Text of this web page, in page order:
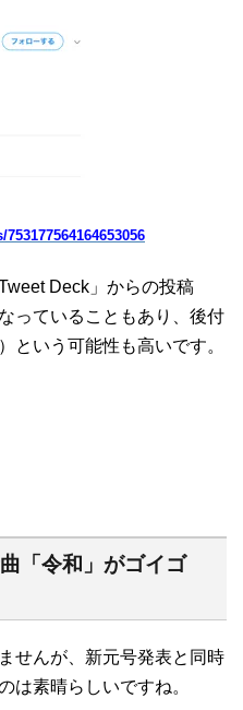
Deck」からの投稿
っていることもあり、後付
という可能性も高いです。
「令和」がゴイゴ
せんが、新元号発表と同時
は素晴らしいですね。